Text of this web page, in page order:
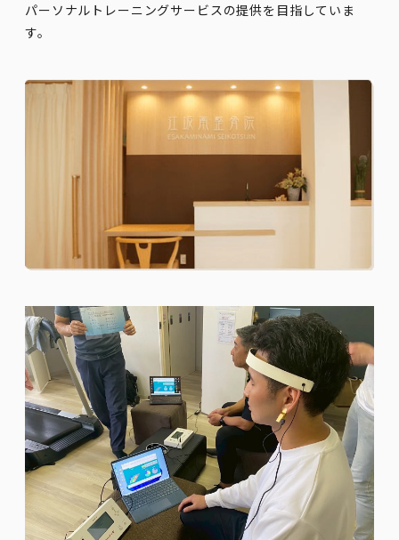
パーソナルトレーニングサービスの提供を目指していま
す。